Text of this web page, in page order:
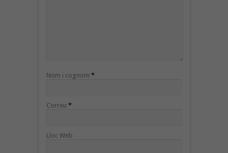
Nom i cognom *
Correu *
Lloc Web